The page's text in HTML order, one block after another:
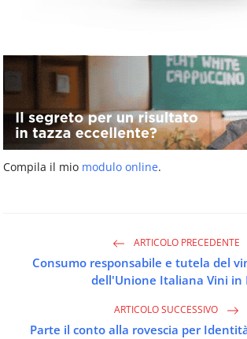
Compila il mio modulo online.
ARTICOLO PRECEDENTE
Consumo responsabile e tutela del
dell'Unione Italiana Vini in
ARTICOLO SUCCESSIVO
Parte il conto alla rovescia per